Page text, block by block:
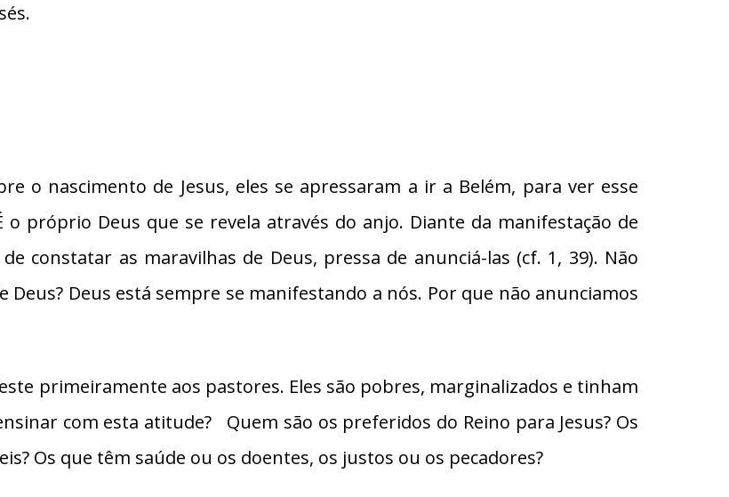
o nascimento de Jesus, eles se apressaram a ir a Belém, para ver esse
próprio Deus que se revela através do anjo. Diante da manifestação de
constatar as maravilhas de Deus, pressa de anunciá-las (cf. 1, 39). Não
Deus está sempre se manifestando a nós. Por que não anunciamos
primeiramente aos pastores. Eles são pobres, marginalizados e tinham
com esta atitude? Quem são os preferidos do Reino para Jesus? Os
Os que têm saúde ou os doentes, os justos ou os pecadores?